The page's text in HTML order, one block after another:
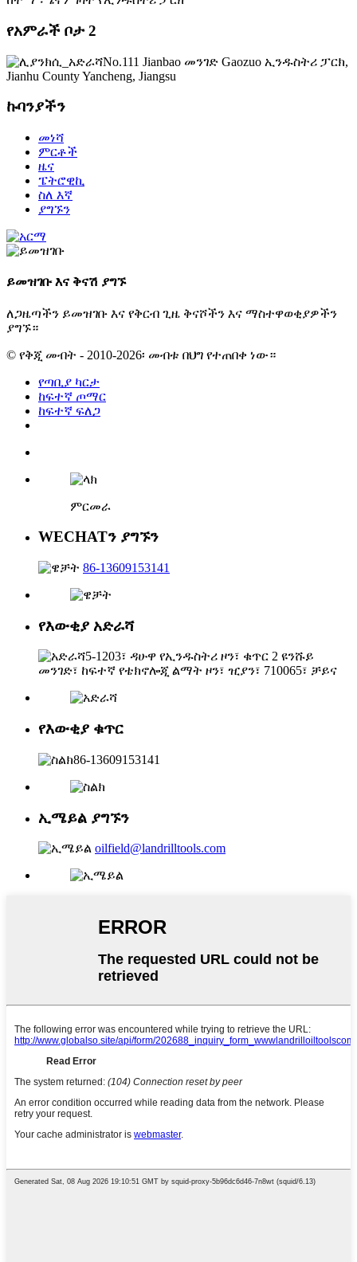
የአምራች ቦታ 2
No.111 Jianbao መንገድ Gaozuo ኢንዱስትሪ ፓርክ,
Jianhu County Yancheng, Jiangsu
ኩባንያችን
መነሻ
ምርቶች
ዜና
ፔትሮዊኪ
ስለ እኛ
ያግኙን
ይመዝገቡ እና ቅናሽ ያግኙ
ለጋዜጣችን ይመዝገቡ እና የቅርብ ጊዜ ቅናሾችን እና ማስተዋወቂያዎችን
ያግኙ።
© የቅጂ መብት - 2010-2026፡ መብቱ በህግ የተጠበቀ ነው።
የጣቢያ ካርታ
ከፍተኛ ጦማር
ከፍተኛ ፍለጋ
ምርመራ
WECHATን ያግኙን
86-13609153141
የእውቂያ አድራሻ
5-1203፣ ዳሁዋ የኢንዱስትሪ ዞን፣ ቁጥር 2 ዩንሹይ
መንገድ፣ ከፍተኛ የቴክኖሎጂ ልማት ዞን፣ ዢያን፣ 710065፣ ቻይና
የእውቂያ ቁጥር
86-13609153141
ኢሜይል ያግኙን
oilfield@landrilltools.com